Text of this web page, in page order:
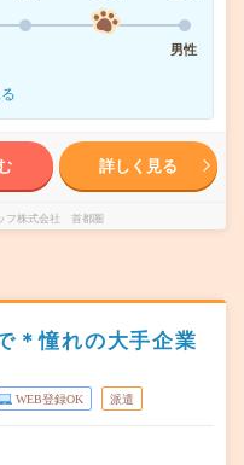
男性
詳しく見る
フ株式会社 首都圏
＊憧れの大手企業
WEB登録OK 派遣